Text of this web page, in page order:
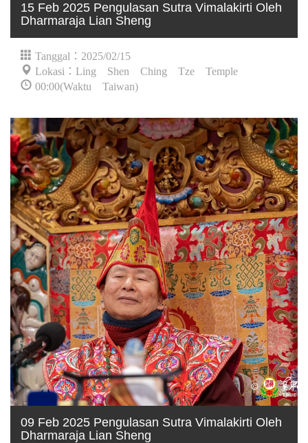
15 Feb 2025 Pengulasan Sutra Vimalakirti Oleh
Dharmaraja Lian Sheng
Tanggal：2025/02/15
Lokasi：Ling Shen Ching Tze Temple
00:00(Waktu Taiwan)
09 Feb 2025 Pengulasan Sutra Vimalakirti Oleh
Dharmaraja Lian Sheng